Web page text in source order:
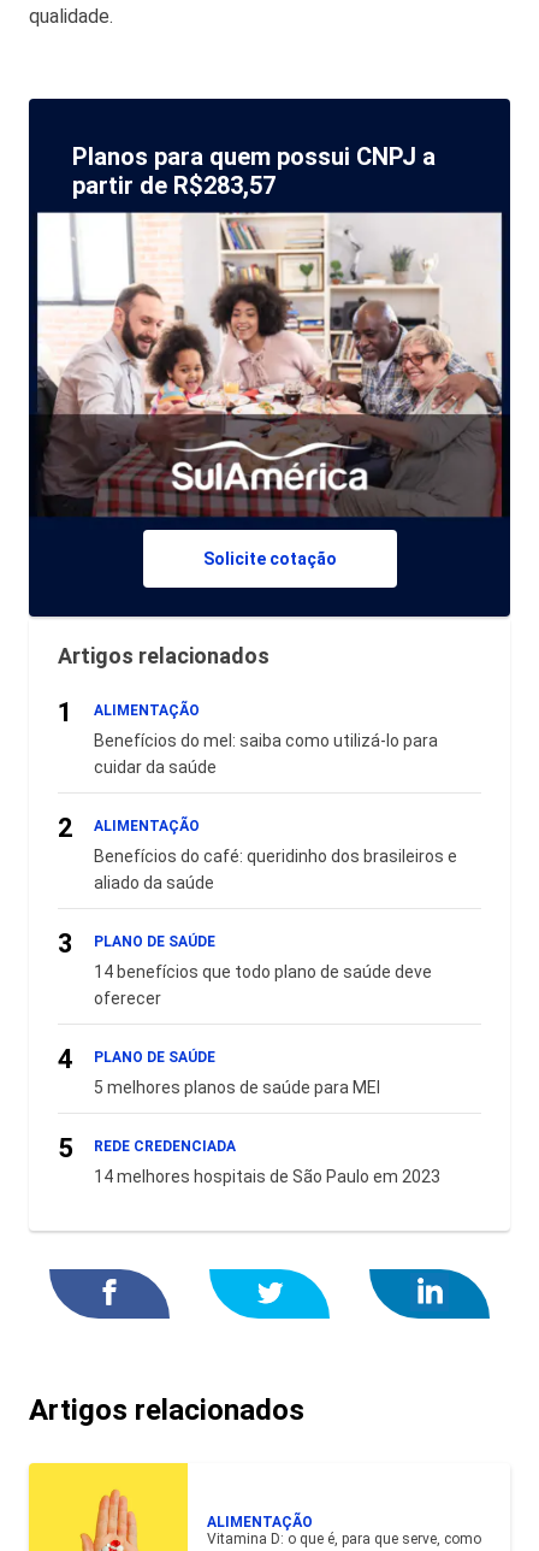
qualidade.
Planos para quem possui CNPJ a
partir de R$283,57
Solicite cotação
Artigos relacionados
1 ALIMENTAÇÃO
Benefícios do mel: saiba como utilizá-lo para
cuidar da saúde
2 ALIMENTAÇÃO
Benefícios do café: queridinho dos brasileiros e
aliado da saúde
3 PLANO DE SAÚDE
14 benefícios que todo plano de saúde deve
oferecer
4 PLANO DE SAÚDE
5 melhores planos de saúde para MEI
5 REDE CREDENCIADA
14 melhores hospitais de São Paulo em 2023
Artigos relacionados
ALIMENTAÇÃO
Vitamina D: o que é, para que serve, como